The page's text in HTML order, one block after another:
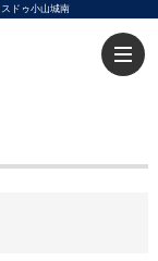
ドゥ小山城南